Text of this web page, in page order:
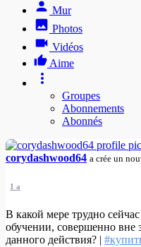
Mur
Photos
Vidéos
Aime
Groupes
Abonnements
Abonnés
corydashwood64 a crée un
1 a
В какой мере трудно
обучении, совершенно вне
данного действия? |